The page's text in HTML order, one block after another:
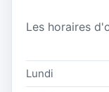
Les horaires
Lundi